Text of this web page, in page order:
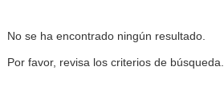
No se ha encontrado ningún resultado.
Por favor, revisa los criterios de búsqueda.